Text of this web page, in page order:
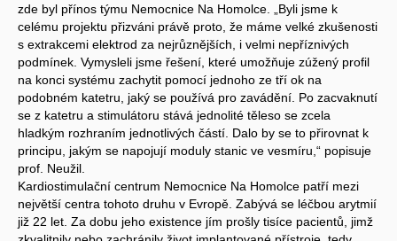
zde byl přínos týmu Nemocnice Na Homolce. „Byli jsme k
celému projektu přizváni právě proto, že máme velké zkušenosti
s extrakcemi elektrod za nejrůznějších, i velmi nepříznivých
podmínek. Vymysleli jsme řešení, které umožňuje zúžený profil
na konci systému zachytit pomocí jednoho ze tří ok na
podobném katetru, jaký se používá pro zavádění. Po zacvaknutí
se z katetru a stimulátoru stává jednolité těleso se zcela
hladkým rozhraním jednotlivých částí. Dalo by se to přirovnat k
principu, jakým se napojují moduly stanic ve vesmíru,“ popisuje
prof. Neužil.
Kardiostimulační centrum Nemocnice Na Homolce patří mezi
největší centra tohoto druhu v Evropě. Zabývá se léčbou arytmií
již 22 let. Za dobu jeho existence jím prošly tisíce pacientů, jimž